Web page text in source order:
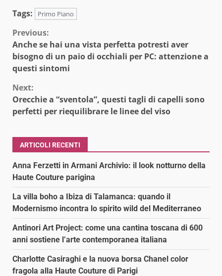
Tags:
Primo Piano
Continue
Reading
Previous:
Anche se hai una vista perfetta potresti aver
bisogno di un paio di occhiali per PC: attenzione a
questi sintomi
Next:
Orecchie a “sventola”, questi tagli di capelli sono
perfetti per riequilibrare le linee del viso
ARTICOLI RECENTI
Anna Ferzetti in Armani Archivio: il look notturno della
Haute Couture parigina
La villa boho a Ibiza di Talamanca: quando il
Modernismo incontra lo spirito wild del Mediterraneo
Antinori Art Project: come una cantina toscana di 600
anni sostiene l’arte contemporanea italiana
Charlotte Casiraghi e la nuova borsa Chanel color
fragola alla Haute Couture di Parigi